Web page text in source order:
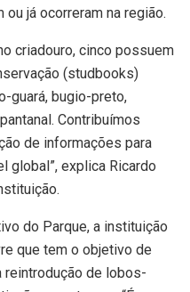
já ocorreram na região.
criadouro, cinco possuem
(studbooks)
guará, bugio-preto,
Contribuímos
de informações para
global”, explica Ricardo
do Parque, a instituição
que tem o objetivo de
reintrodução de lobos-